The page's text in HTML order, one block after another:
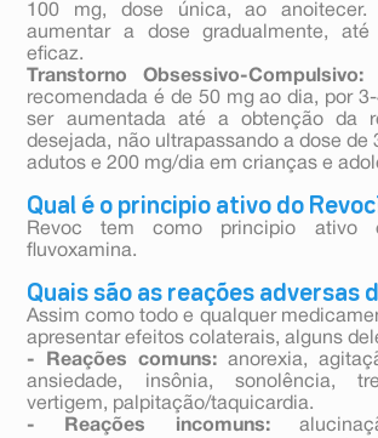
100 mg, dose única, ao anoitecer.
aumentar a dose gradualmente,
eficaz.
Transtorno Obsessivo-Compulsivo:
recomendada é de 50 mg ao dia, por
ser aumentada até a obtenção da
desejada, não ultrapassando a dose de
adutos e 200 mg/dia em crianças e
Qual é o principio ativo do
Revoc tem como principio ativo
fluvoxamina.
Quais são as reações adversas
Assim como todo e qualquer
apresentar efeitos colaterais, alguns
- Reações comuns: anorexia,
ansiedade, insônia, sonolência,
vertigem, palpitação/taquicardia.
- Reações incomuns: